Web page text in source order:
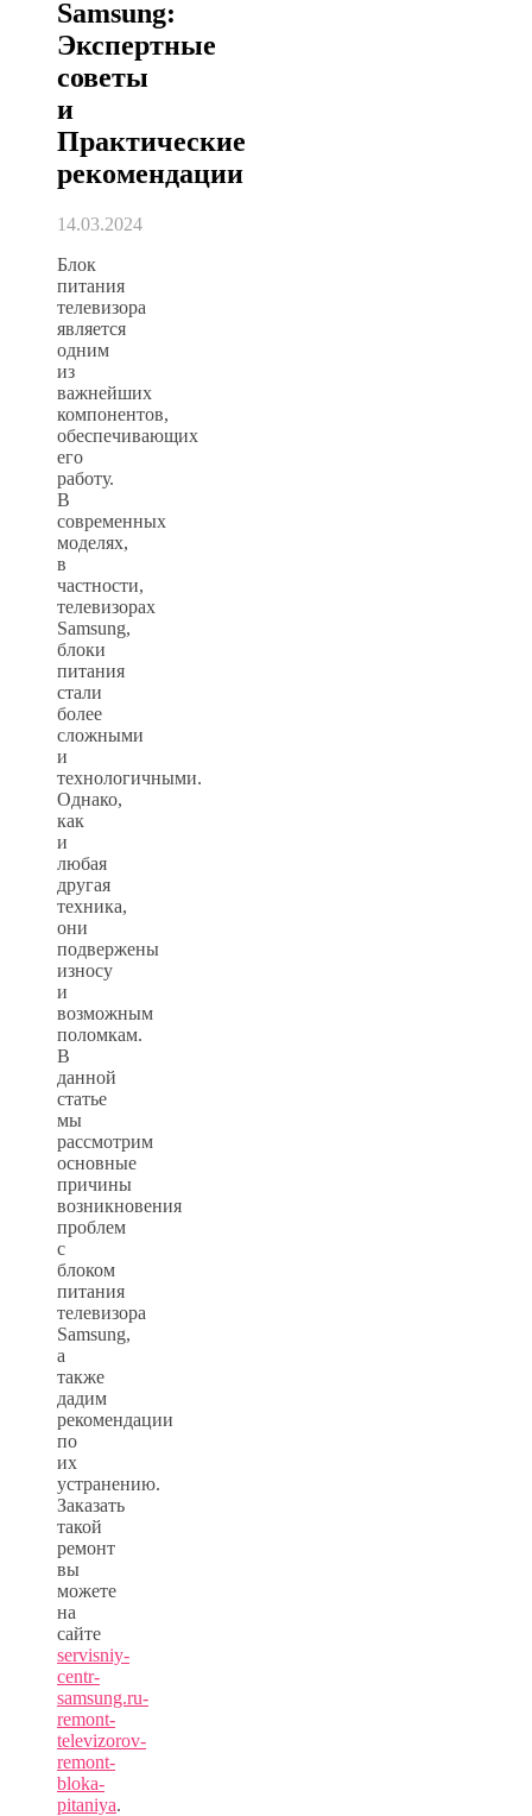
Samsung:
Экспертные
советы
и
Практические
рекомендации
14.03.2024
Блок
питания
телевизора
является
одним
из
важнейших
компонентов,
обеспечивающих
его
работу.
В
современных
моделях,
в
частности,
телевизорах
Samsung,
блоки
питания
стали
более
сложными
и
технологичными.
Однако,
как
и
любая
другая
техника,
они
подвержены
износу
и
возможным
поломкам.
В
данной
статье
мы
рассмотрим
основные
причины
возникновения
проблем
с
блоком
питания
телевизора
Samsung,
а
также
дадим
рекомендации
по
их
устранению.
Заказать
такой
ремонт
вы
можете
на
сайте
servisniy-
centr-
samsung.ru-
remont-
televizorov-
remont-
bloka-
pitaniya.